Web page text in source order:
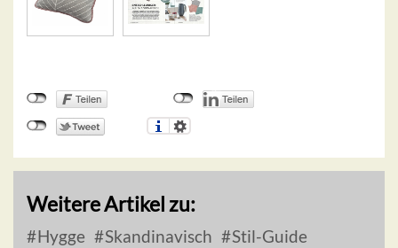
Weitere Artikel zu:
Hygge Skandinavisch
Stil-Guide